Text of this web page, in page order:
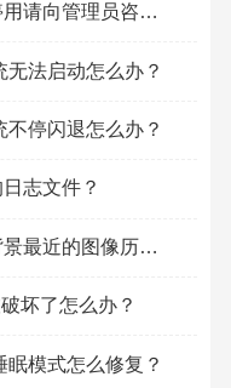
Win11你的账户已被停用请向管理员咨询怎么办？
法启动怎么办？
停闪退怎么办？
志文件？
Win11怎么清除桌面背景最近的图像历史记录？
坏了怎么办？
模式怎么修复？